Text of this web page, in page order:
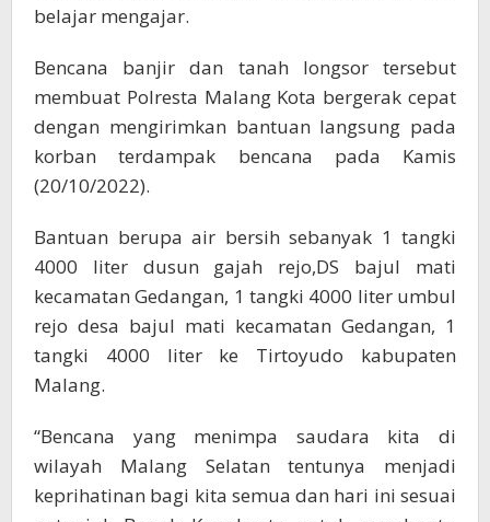
belajar mengajar.
Bencana banjir dan tanah longsor tersebut
membuat Polresta Malang Kota bergerak cepat
dengan mengirimkan bantuan langsung pada
korban terdampak bencana pada Kamis
(20/10/2022).
Bantuan berupa air bersih sebanyak 1 tangki
4000 liter dusun gajah rejo,DS bajul mati
kecamatan Gedangan, 1 tangki 4000 liter umbul
rejo desa bajul mati kecamatan Gedangan, 1
tangki 4000 liter ke Tirtoyudo kabupaten
Malang.
“Bencana yang menimpa saudara kita di
wilayah Malang Selatan tentunya menjadi
keprihatinan bagi kita semua dan hari ini sesuai